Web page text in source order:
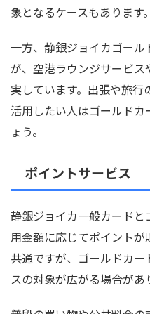
象となるケースもあります。
一方、静銀ジョイカゴー
が、空港ラウンジサービ
実しています。出張や旅
活用したい人はゴールド
ょう。
ポイントサービス
静銀ジョイカ一般カード
用金額に応じてポイント
共通ですが、ゴールドカ
スの対象が広がる場合があ